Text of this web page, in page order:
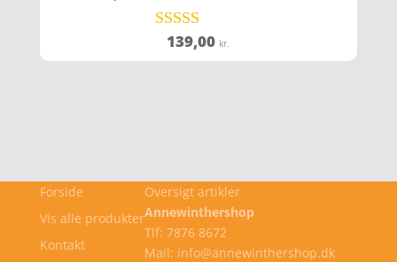
Vurderet
4.8
139,00 kr.
Forside
Vis alle produkter
Kontakt
Oversigt artikler
Annewinthershop
Tlf: 7876 8672
Mail: info@annewinthershop.dk